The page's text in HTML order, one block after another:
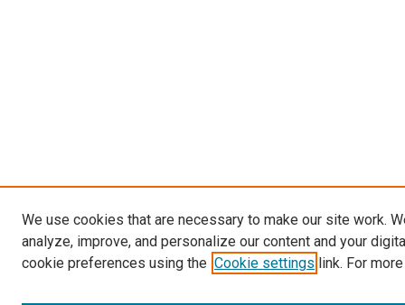
We use cookies that are necessary to make our site work.
analyze, improve, and personalize our content and your
cookie preferences using the Cookie settings link. For